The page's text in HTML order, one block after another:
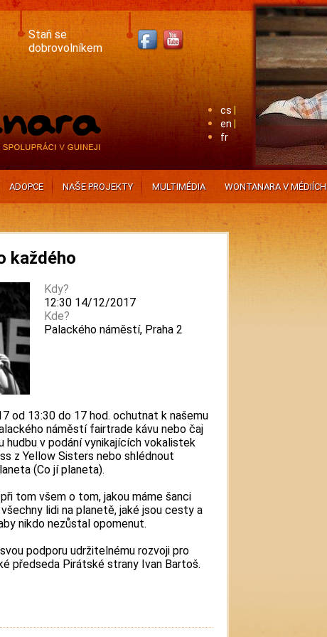
Staň se
dobrovolníkem
cs
en
fr
ADOPCE NAŠE PROJEKTY MULTIMÉDIA WONTANARA V MÉDIÍCH
každého
Kdy?
12:30 14/12/2017
Kde?
Palackého náměstí, Praha 2
od 13:30 do 17 hod. ochutnat k našemu
náměstí fairtrade kávu nebo čaj
hudbu v podání vynikajících vokalistek
z Yellow Sisters nebo shlédnout
(Co jí planeta).
tom všem o tom, jakou máme šanci
lidi na planetě, jaké jsou cesty a
nikdo nezůstal opomenut.
podporu udržitelnému rozvoji pro
předseda Pirátské strany Ivan Bartoš.